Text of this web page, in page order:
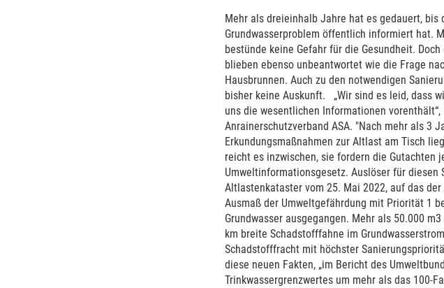
Mehr als dreieinhalb Jahre hat es gedauert,
Grundwasserproblem öffentlich informiert hat.
bestünde keine Gefahr für die Gesundheit.
blieben ebenso unbeantwortet wie die Frage
Hausbrunnen. Auch zu den notwendigen
bisher keine Auskunft. „Wir sind es leid, dass
uns die wesentlichen Informationen
Anrainerschutzverband ASA. "Nach mehr als 3
Erkundungsmaßnahmen zur Altlast am Tisch
reicht es inzwischen, sie fordern die Gutachten
Umweltinformationsgesetz. Auslöser für
Altlastenkataster vom 25. Mai 2022, auf das
Ausmaß der Umweltgefährdung mit Priorität 1
Grundwasser ausgegangen. Mehr als 50.000
km breite Schadstofffahne im
Schadstofffracht mit höchster
diese neuen Fakten, „im Bericht des
Trinkwassergrenzwertes um mehr als das 100-